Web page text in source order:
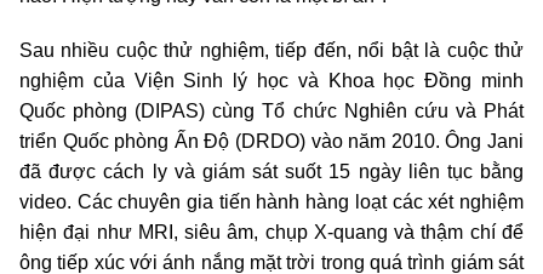
Sau nhiều cuộc thử nghiệm, tiếp đến, nổi bật là cuộc thử
nghiệm của Viện Sinh lý học và Khoa học Đồng minh
Quốc phòng (DIPAS) cùng Tổ chức Nghiên cứu và Phát
triển Quốc phòng Ấn Độ (DRDO) vào năm 2010. Ông Jani
đã được cách ly và giám sát suốt 15 ngày liên tục bằng
video. Các chuyên gia tiến hành hàng loạt các xét nghiệm
hiện đại như MRI, siêu âm, chụp X-quang và thậm chí để
ông tiếp xúc với ánh nắng mặt trời trong quá trình giám sát